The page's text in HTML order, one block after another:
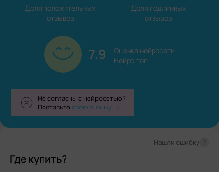
Доля положительных
отзывов
Доля подлинных
отзывов
7.9
Оценка нейросети
Нейро.топ
Не согласны с нейросетью?
Поставьтесвою оценку
Где купить?
Нашли ошибку